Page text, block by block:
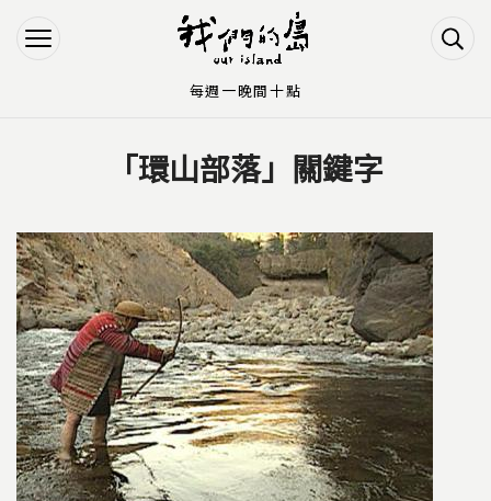
Jump to Navigation
Jump to Main content
「環山部落」關鍵字
每週一晚間十點